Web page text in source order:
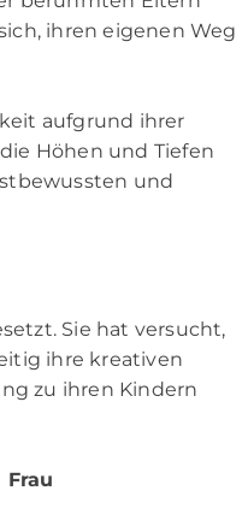
ihren eigenen Weg
aufgrund ihrer
Höhen und Tiefen
und
Sie hat versucht,
ihre kreativen
zu ihren Kindern